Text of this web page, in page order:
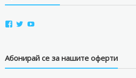
View
Facebook
View
Twitter
View
YouTube
Абонирай се за нашите оферти